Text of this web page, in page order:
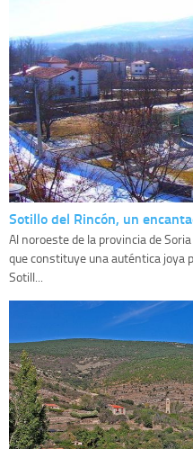
Sotillo del Rincón, un
Al noroeste de la provincia de
que constituye una auténtica joya
Sotill...